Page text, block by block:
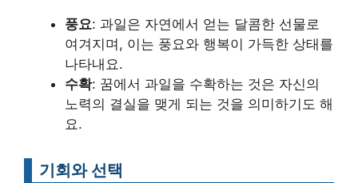
풍요: 과일은 자연에서 얻는 달콤한 선물로
여겨지며, 이는 풍요와 행복이 가득한 상태를
나타내요.
수확: 꿈에서 과일을 수확하는 것은 자신의
노력의 결실을 맺게 되는 것을 의미하기도 해
요.
기회와 선택